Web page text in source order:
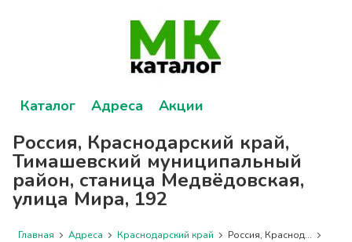
Каталог Адреса Акции
Россия, Краснодарский край,
Тимашевский муниципальный
район, станица Медвёдовская,
улица Мира, 192
Главная Адреса Краснодарский край Россия, Краснод...